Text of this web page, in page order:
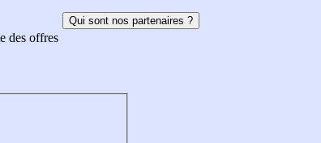
des offres
Qui sont nos partenaires ?